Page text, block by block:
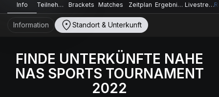
Info Teilnehmer Brackets Matches Zeitplan Ergebnisse Livestreams
Information Standort & Unterkunft
FINDE UNTERKÜNFTE NAHE
NAS SPORTS TOURNAMENT
2022